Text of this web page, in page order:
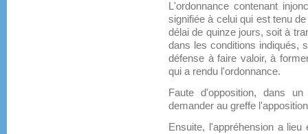
L'ordonnance contenant
signifiée à celui qui est tenu
délai de quinze jours, soit à
dans les conditions indiqués,
défense à faire valoir, à
qui a rendu l'ordonnance.
Faute d'opposition, dans
demander au greffe
Ensuite, l'appréhension a